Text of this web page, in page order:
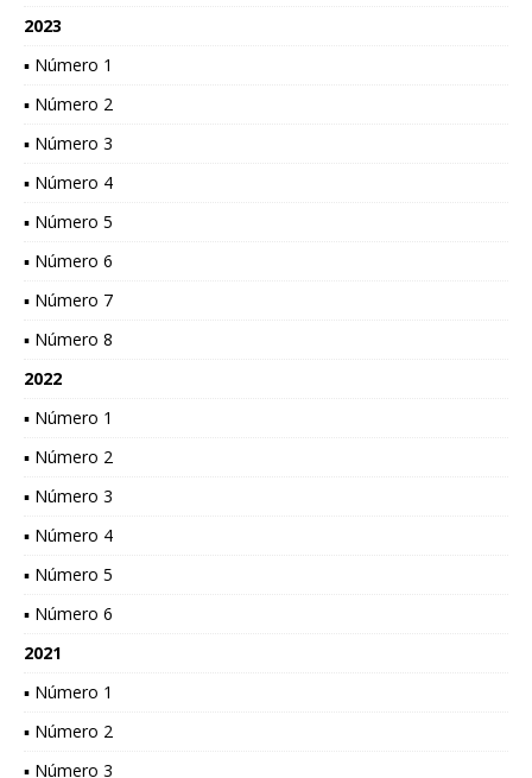
2023
▪ Número 1
▪ Número 2
▪ Número 3
▪ Número 4
▪ Número 5
▪ Número 6
▪ Número 7
▪ Número 8
2022
▪ Número 1
▪ Número 2
▪ Número 3
▪ Número 4
▪ Número 5
▪ Número 6
2021
▪ Número 1
▪ Número 2
▪ Número 3